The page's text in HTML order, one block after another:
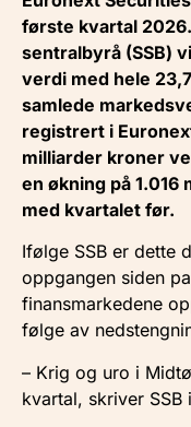
første kvartal
sentralbyrå (SSB)
verdi med hele
samlede
registrert i
milliarder kroner
en økning på
med kvartalet før.
Ifølge SSB er dette
oppgangen siden
finansmarkedene
følge av
– Krig og uro i
kvartal, skriver SSB